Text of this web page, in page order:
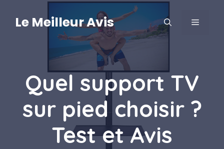
contenu
Le Meilleur Avis MENU
Quel support TV
sur pied choisir ?
Test et Avis